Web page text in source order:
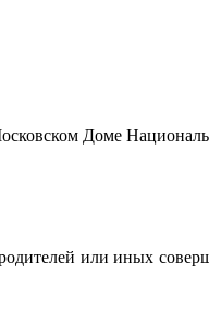
Доме
или иных